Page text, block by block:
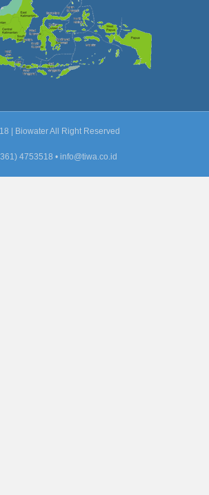
| Biowater All Right Reserved
4753518 • info@tiwa.co.id